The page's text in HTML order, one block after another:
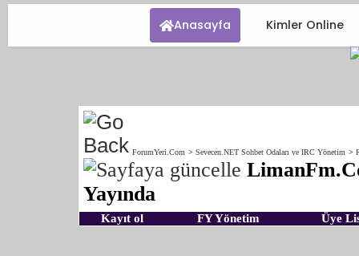
Anasayfa Kimler Online
ForumYeri.Com > Sevecen.NET Sohbet Odaları ve IRC Yönetim >
Yayında
Kayıt ol FY Yönetim Üye